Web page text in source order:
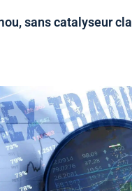
sans catalyseur